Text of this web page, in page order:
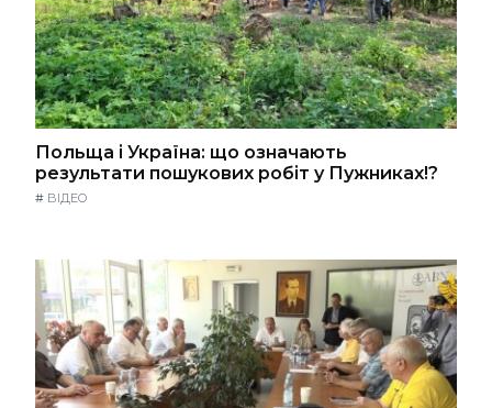
Польща і Україна: що означають
результати пошукових робіт у Пужниках!?
# ВІДЕО